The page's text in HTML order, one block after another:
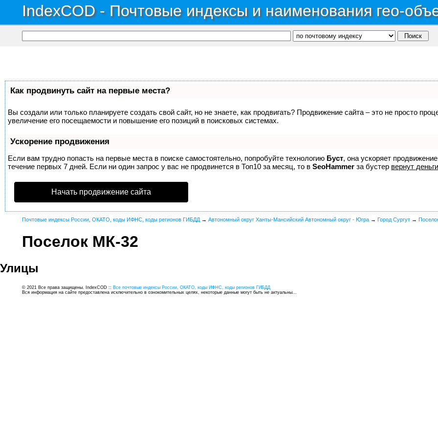
IndexCOD - Почтовые индексы и наименования гео-
Как продвинуть сайт на первые места?
Вы создали или только планируете создать свой сайт, но не знаете, как продвигать? Продвижение сайта – это не просто
увеличение его посещаемости и повышение его позиций в поисковых системах.
Ускорение продвижения
Если вам трудно попасть на первые места в поиске самостоятельно, попробуйте технологию Буст, она ускоряет
течение первых 7 дней. Если ни один запрос у вас не продвинется в Топ10 за месяц, то в SeoHammer за бустер вернут
Начать продвижение сайта
Почтовые индексы России, ОКАТО, коды ИФНС, коды регионов ГИБДД → Автономный округ Ханты-Мансийский Автономный округ - Югра → Город Сургут →
Поселок МК-32
Улицы
© 2021 Все права защищены. IndexCOD :: Все почтовые индексы России, ОКАТО, коды ИФНС, коды регионов ГИБДД
Вся информация на сайте предоставлена исключительно в ознокомительных целях, некоторые данные могут быть не актуальны...